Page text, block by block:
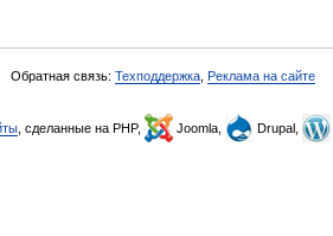
Обратная связь: Техподдержка Реклама на сайте
, сделанные на PHP, Joomla, Drupal,